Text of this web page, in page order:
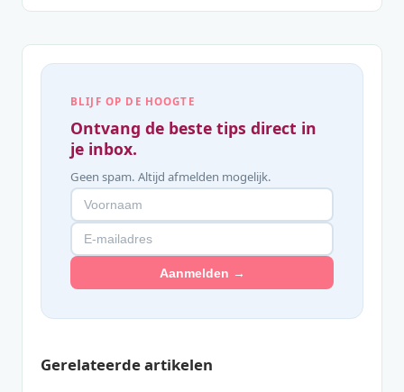
BLIJF OP DE HOOGTE
Ontvang de beste tips direct in
je inbox.
Geen spam. Altijd afmelden mogelijk.
Aanmelden →
Gerelateerde artikelen